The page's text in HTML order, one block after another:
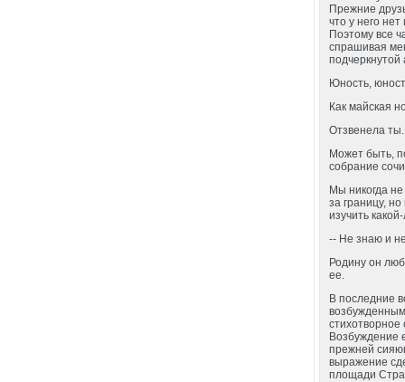
Прежние
что у него
Поэтому все
спрашивая
подчеркнутой
Юность,
Как майская
Отзвенела
Может быть,
собрание
Мы никогда
за границу,
изучить
-- Не знаю и
Родину он
ее.
В последние
стихотворное
Возбуждение
прежней
выражение
площади